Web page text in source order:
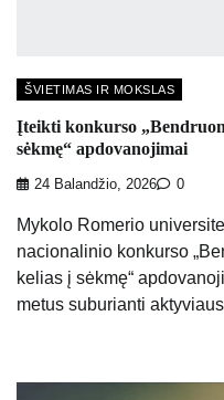
ŠVIETIMAS IR MOKSLAS
Įteikti konkurso
sėkmę“ apdovanojimai
24 Balandžio, 2026 0
Mykolo Romerio
nacionalinio konkurso
kelias į sėkmę“
metus suburianti